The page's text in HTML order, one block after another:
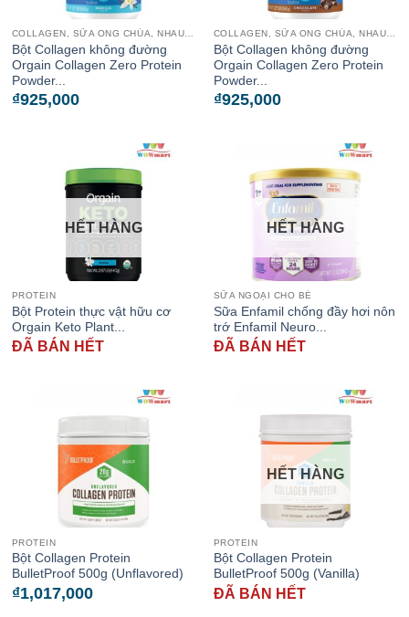
Bột Collagen không đường
Orgain Collagen Zero Protein
Powder...
₫925,000
Bột Collagen không đường
Orgain Collagen Zero Protein
Powder...
₫925,000
HẾT HÀNG
PROTEIN
Bột Protein thực vật hữu cơ
Orgain Keto Plant...
ĐÃ BÁN HẾT
HẾT HÀNG
SỮA NGOẠI CHO BÉ
Sữa Enfamil chống đầy hơi nôn
trớ Enfamil Neuro...
ĐÃ BÁN HẾT
PROTEIN
Bột Collagen Protein
BulletProof 500g (Unflavored)
₫1,017,000
HẾT HÀNG
PROTEIN
Bột Collagen Protein
BulletProof 500g (Vanilla)
ĐÃ BÁN HẾT